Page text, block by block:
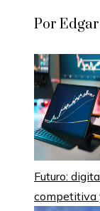
Por
Futuro:
competitiva